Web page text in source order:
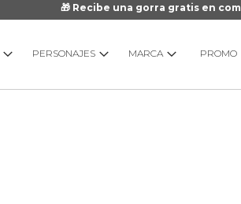
🎁 Recibe una gorra gratis en
PERSONAJES MARCA PROMO